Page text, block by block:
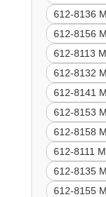
612-8136
612-8156
612-8113
612-8132
612-8141
612-8153
612-8158
612-8111
612-8135
612-8155